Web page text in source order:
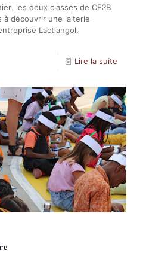
les deux classes de CE2B
découvrir une laiterie
Lactiangol.
Lire la suite